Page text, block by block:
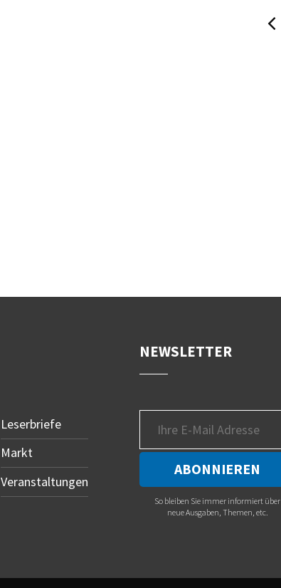
Leserbriefe
Markt
Veranstaltungen
NEWSLETTER
So bleiben Sie immer informiert über
neue Ausgaben, Themen, etc.